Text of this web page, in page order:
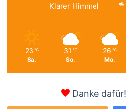
Klarer Himmel
23 ℃
Sa.
31 ℃
So.
26 ℃
Mo.
Danke dafür!